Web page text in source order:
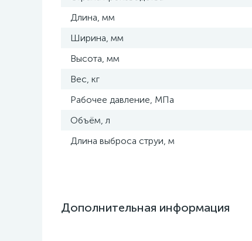
Длина, мм
Ширина, мм
Высота, мм
Вес, кг
Рабочее давление, МПа
Объём, л
Длина выброса струи, м
Дополнительная информация